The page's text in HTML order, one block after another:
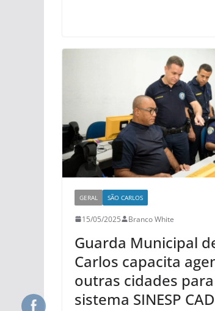
GERAL SÃO CARLOS
15/05/2025 Branco White
Guarda Municipal
Carlos capacita
outras cidades
sistema SINESP CAD